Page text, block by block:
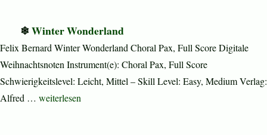
Winter Wonderland
Felix Bernard Winter Wonderland Choral Pax, Full Score Digitale
Weihnachtsnoten Instrument(e): Choral Pax, Full Score
Schwierigkeitslevel: Leicht, Mittel – Skill Level: Easy, Medium Verlag:
Alfred … „Winter Wonderland“
weiterlesen